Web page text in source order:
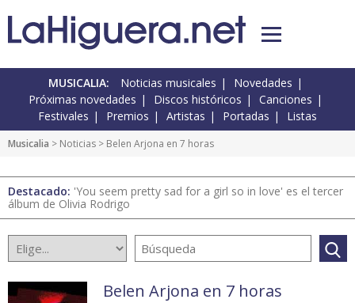
MUSICALIA: Noticias musicales
Novedades
Próximas novedades
Discos históricos
Canciones
Festivales
Premios Artistas Portadas Listas
Musicalia > Noticias > Belen Arjona en 7 horas
Destacado: 'You seem pretty sad for a girl so in love' es el tercer
álbum de Olivia Rodrigo
Belen Arjona en 7 horas